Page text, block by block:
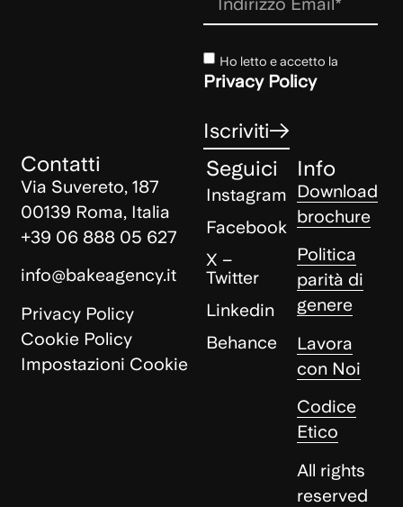
Ho letto e accetto la
Privacy Policy
Iscriviti
Contatti
Via Suvereto, 187
00139 Roma, Italia
+39 06 888 05 627
info@bakeagency.it
Privacy Policy
Cookie Policy
Impostazioni Cookie
Seguici
Instagram
Facebook
X –
Twitter
Linkedin
Behance
Info
Download
brochure
Politica
parità di
genere
Lavora
con Noi
Codice
Etico
All rights
reserved